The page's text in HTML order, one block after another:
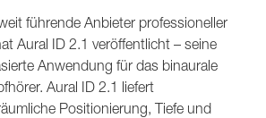
führende Anbieter professioneller
Aural ID 2.1 veröffentlicht – seine
Anwendung für das binaurale
Aural ID 2.1 liefert
Positionierung, Tiefe und